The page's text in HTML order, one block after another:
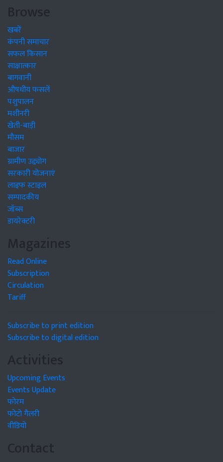
Browse
खबरें
कंपनी समाचार
सफल किसान
साक्षात्कार
बागवानी
औषधीय फसलें
पशुपालन
मशीनरी
खेती-बाड़ी
मौसम
बाजार
ग्रामीण उद्द्योग
सरकारी योजनाएं
लाइफ स्टाइल
सम्पादकीय
जॉब्स
डायरेक्टरी
Magazines
Read Online
Subscription
Circulation
Tariff
Subscribe to print edition
Subscribe to digital edition
Activities
Upcoming Events
Events Update
फोरम
फोटो गैलरी
वीडियो
Contact